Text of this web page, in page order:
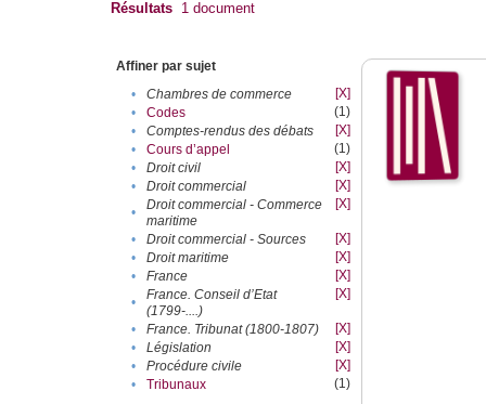
Résultats 1 document
Affiner par sujet
•
Chambres de commerce
[X]
•
Codes
(1)
•
Comptes-rendus des débats
[X]
•
Cours d’appel
(1)
•
Droit civil
[X]
•
Droit commercial
[X]
•
Droit commercial - Commerce
maritime
[X]
• Droit commercial - Sources
[X]
•
Droit maritime
[X]
•
France
[X]
•
France. Conseil d’Etat
(1799-....)
[X]
• France. Tribunat (1800-1807)
[X]
•
Législation
[X]
•
Procédure civile
[X]
•
Tribunaux
(1)